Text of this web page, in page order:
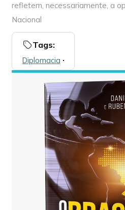
refletem, necessariamente, a
Nacional
Tags:
Diplomacia 🞌